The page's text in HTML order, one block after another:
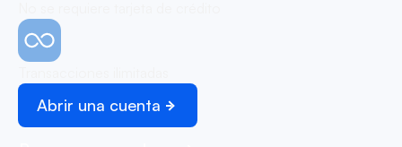
Abrir una cuenta